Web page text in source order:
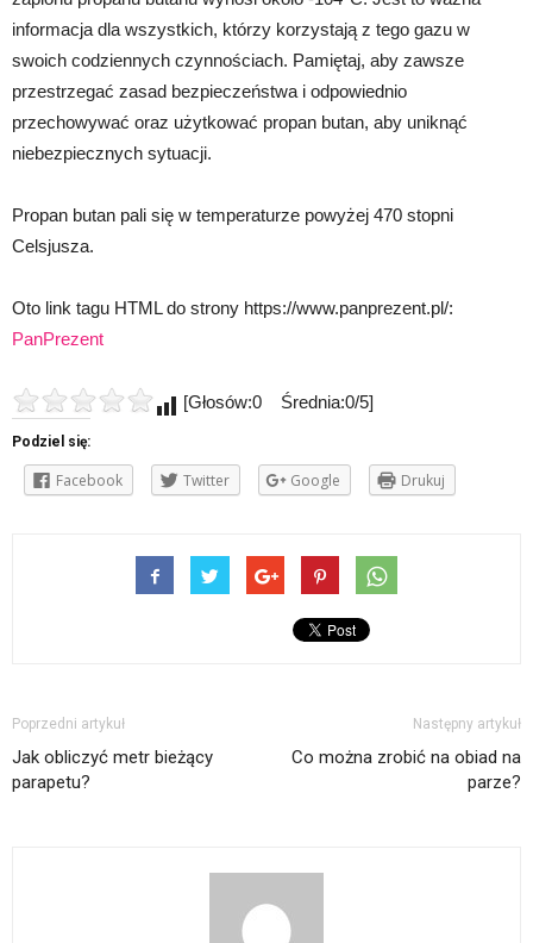
informacja dla wszystkich, którzy korzystają z tego gazu w
swoich codziennych czynnościach. Pamiętaj, aby zawsze
przestrzegać zasad bezpieczeństwa i odpowiednio
przechowywać oraz użytkować propan butan, aby uniknąć
niebezpiecznych sytuacji.
Propan butan pali się w temperaturze powyżej 470 stopni
Celsjusza.
Oto link tagu HTML do strony https://www.panprezent.pl/:
PanPrezent
[Głosów:0 Średnia:0/5]
Podziel się:
Facebook Twitter Google Drukuj
Poprzedni artykuł
Jak obliczyć metr bieżący
parapetu?
Następny artykuł
Co można zrobić na obiad na
parze?